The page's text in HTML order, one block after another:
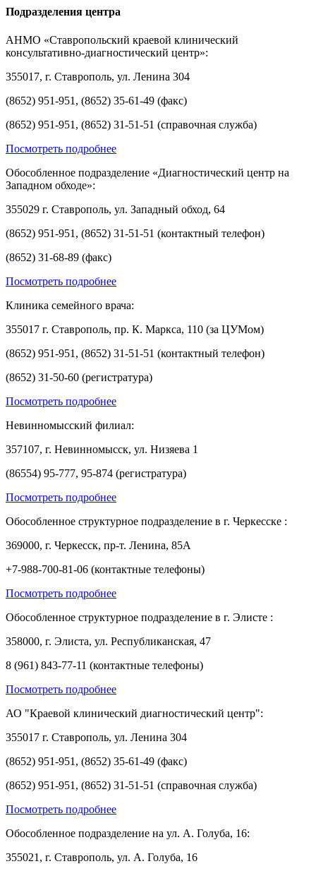
Подразделения центра
АНМО «Ставропольский краевой клинический
консультативно-диагностический центр»:
355017, г. Ставрополь, ул. Ленина 304
(8652) 951-951, (8652) 35-61-49 (факс)
(8652) 951-951, (8652) 31-51-51 (справочная служба)
Посмотреть подробнее
Обособленное подразделение «Диагностический центр на
Западном обходе»:
355029 г. Ставрополь, ул. Западный обход, 64
(8652) 951-951, (8652) 31-51-51 (контактный телефон)
(8652) 31-68-89 (факс)
Посмотреть подробнее
Клиника семейного врача:
355017 г. Ставрополь, пр. К. Маркса, 110 (за ЦУМом)
(8652) 951-951, (8652) 31-51-51 (контактный телефон)
(8652) 31-50-60 (регистратура)
Посмотреть подробнее
Невинномысский филиал:
357107, г. Невинномысск, ул. Низяева 1
(86554) 95-777, 95-874 (регистратура)
Посмотреть подробнее
Обособленное структурное подразделение в г. Черкесске :
369000, г. Черкесск, пр-т. Ленина, 85А
+7-988-700-81-06 (контактные телефоны)
Посмотреть подробнее
Обособленное структурное подразделение в г. Элисте :
358000, г. Элиста, ул. Республиканская, 47
8 (961) 843-77-11 (контактные телефоны)
Посмотреть подробнее
АО "Краевой клинический диагностический центр":
355017 г. Ставрополь, ул. Ленина 304
(8652) 951-951, (8652) 35-61-49 (факс)
(8652) 951-951, (8652) 31-51-51 (справочная служба)
Посмотреть подробнее
Обособленное подразделение на ул. А. Голуба, 16:
355021, г. Ставрополь, ул. А. Голуба, 16